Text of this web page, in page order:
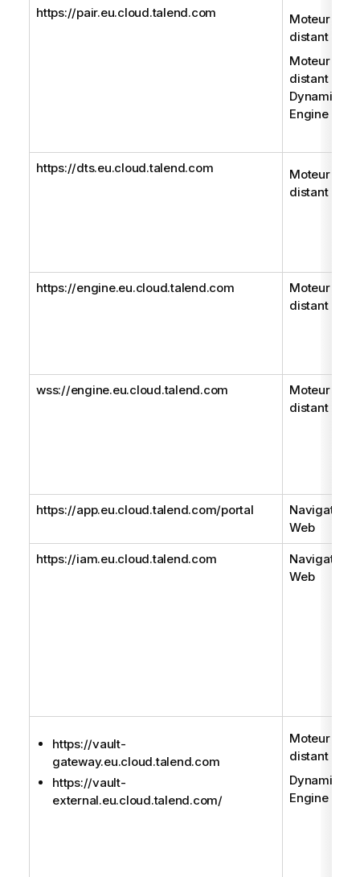
https://pair.eu.cloud.talend.com
Moteur
distant
Moteur
distant
Dynamic
Engine
https://dts.eu.cloud.talend.com
Moteur
distant
https://engine.eu.cloud.talend.com
Moteur
distant
wss://engine.eu.cloud.talend.com
Moteur
distant
https://app.eu.cloud.talend.com/portal
Navigateur
Web
https://iam.eu.cloud.talend.com
Navigateur
Web
https://vault-
gateway.eu.cloud.talend.com
https://vault-
external.eu.cloud.talend.com/
Moteur
distant
Dynamic
Engine